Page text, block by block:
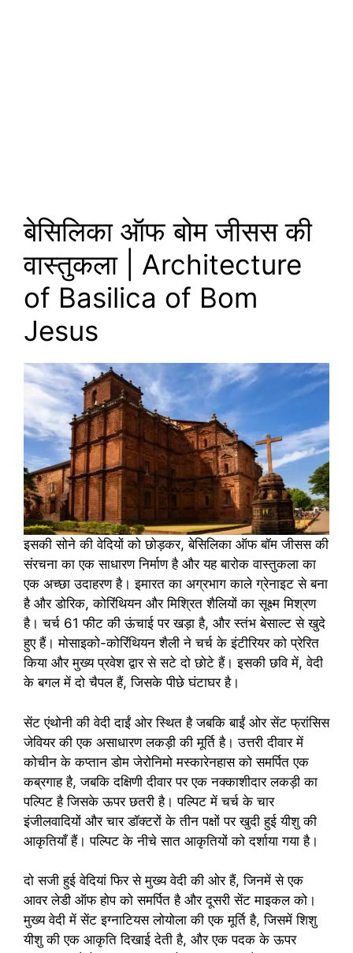
बेसिलिका ऑफ बोम जीसस की
वास्तुकला | Architecture
of Basilica of Bom
Jesus
इसकी सोने की वेदियों को छोड़कर, बेसिलिका ऑफ बॉम जीसस की
संरचना का एक साधारण निर्माण है और यह बारोक वास्तुकला का
एक अच्छा उदाहरण है। इमारत का अग्रभाग काले ग्रेनाइट से बना
है और डोरिक, कोरिंथियन और मिश्रित शैलियों का सूक्ष्म मिश्रण
है। चर्च 61 फीट की ऊंचाई पर खड़ा है, और स्तंभ बेसाल्ट से खुदे
हुए हैं। मोसाइको-कोरिंथियन शैली ने चर्च के इंटीरियर को प्रेरित
किया और मुख्य प्रवेश द्वार से सटे दो छोटे हैं। इसकी छवि में, वेदी
के बगल में दो चैपल हैं, जिसके पीछे घंटाघर है।
सेंट एंथोनी की वेदी दाईं ओर स्थित है जबकि बाईं ओर सेंट फ्रांसिस
जेवियर की एक असाधारण लकड़ी की मूर्ति है। उत्तरी दीवार में
कोचीन के कप्तान डोम जेरोनिमो मस्कारेनहास को समर्पित एक
कब्रगाह है, जबकि दक्षिणी दीवार पर एक नक्काशीदार लकड़ी का
पल्पिट है जिसके ऊपर छतरी है। पल्पिट में चर्च के चार
इंजीलवादियों और चार डॉक्टरों के तीन पक्षों पर खुदी हुई यीशु की
आकृतियाँ हैं। पल्पिट के नीचे सात आकृतियों को दर्शाया गया है।
दो सजी हुई वेदियां फिर से मुख्य वेदी की ओर हैं, जिनमें से एक
आवर लेडी ऑफ होप को समर्पित है और दूसरी सेंट माइकल को।
मुख्य वेदी में सेंट इग्नाटियस लोयोला की एक मूर्ति है, जिसमें शिशु
यीशु की एक आकृति दिखाई देती है, और एक पदक के ऊपर